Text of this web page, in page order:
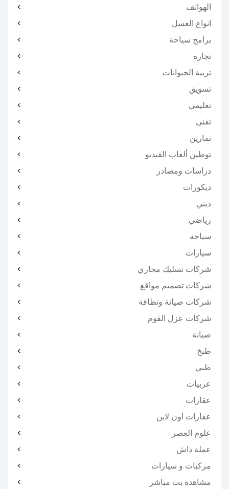
الهواتف
انواع العسل
برامج سياحة
تجاره
تربية الحيوانات
تسويق
تعليمي
تقني
تمارين
توطين ألعاب الفيديو
دراسات ومصادر
ديكورات
ديني
رياضي
سياحه
سيارات
شركات تسليك مجاري
شركات تصميم مواقع
شركات صيانة ونظافة
شركات عزل الفوم
صيانة
طبخ
طبي
عربيات
عقارات
عقارات اون لاين
علوم العصر
عملة داش
مركبات و سيارات
مشاهدة بث مباشر